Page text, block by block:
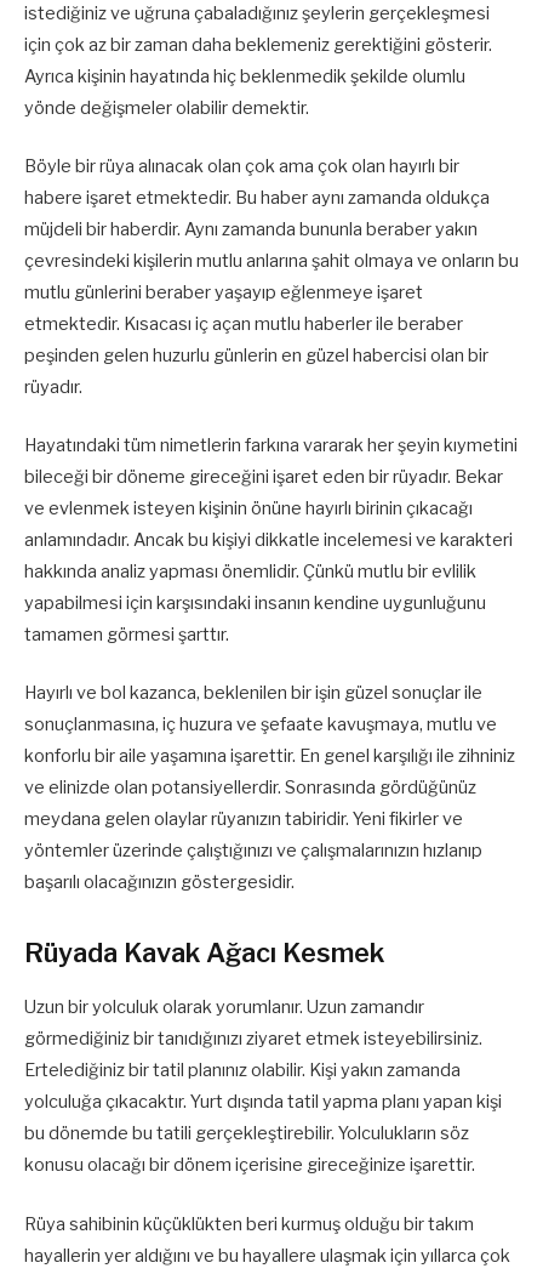
istediğiniz ve uğruna çabaladığınız şeylerin gerçekleşmesi
için çok az bir zaman daha beklemeniz gerektiğini gösterir.
Ayrıca kişinin hayatında hiç beklenmedik şekilde olumlu
yönde değişmeler olabilir demektir.
Böyle bir rüya alınacak olan çok ama çok olan hayırlı bir
habere işaret etmektedir. Bu haber aynı zamanda oldukça
müjdeli bir haberdir. Aynı zamanda bununla beraber yakın
çevresindeki kişilerin mutlu anlarına şahit olmaya ve onların bu
mutlu günlerini beraber yaşayıp eğlenmeye işaret
etmektedir. Kısacası iç açan mutlu haberler ile beraber
peşinden gelen huzurlu günlerin en güzel habercisi olan bir
rüyadır.
Hayatındaki tüm nimetlerin farkına vararak her şeyin kıymetini
bileceği bir döneme gireceğini işaret eden bir rüyadır. Bekar
ve evlenmek isteyen kişinin önüne hayırlı birinin çıkacağı
anlamındadır. Ancak bu kişiyi dikkatle incelemesi ve karakteri
hakkında analiz yapması önemlidir. Çünkü mutlu bir evlilik
yapabilmesi için karşısındaki insanın kendine uygunluğunu
tamamen görmesi şarttır.
Hayırlı ve bol kazanca, beklenilen bir işin güzel sonuçlar ile
sonuçlanmasına, iç huzura ve şefaate kavuşmaya, mutlu ve
konforlu bir aile yaşamına işarettir. En genel karşılığı ile zihniniz
ve elinizde olan potansiyellerdir. Sonrasında gördüğünüz
meydana gelen olaylar rüyanızın tabiridir. Yeni fikirler ve
yöntemler üzerinde çalıştığınızı ve çalışmalarınızın hızlanıp
başarılı olacağınızın göstergesidir.
Rüyada Kavak Ağacı Kesmek
Uzun bir yolculuk olarak yorumlanır. Uzun zamandır
görmediğiniz bir tanıdığınızı ziyaret etmek isteyebilirsiniz.
Ertelediğiniz bir tatil planınız olabilir. Kişi yakın zamanda
yolculuğa çıkacaktır. Yurt dışında tatil yapma planı yapan kişi
bu dönemde bu tatili gerçekleştirebilir. Yolculukların söz
konusu olacağı bir dönem içerisine gireceğinize işarettir.
Rüya sahibinin küçüklükten beri kurmuş olduğu bir takım
hayallerin yer aldığını ve bu hayallere ulaşmak için yıllarca çok